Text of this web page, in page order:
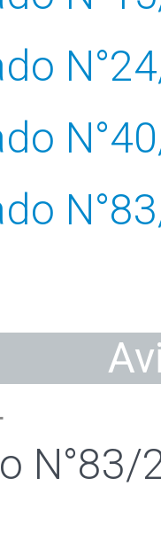
N°83/